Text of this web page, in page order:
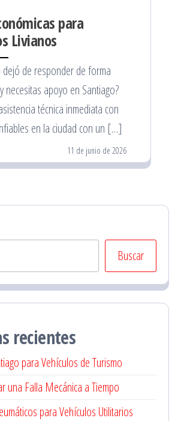
para
Livianos
dejó de responder de forma
necesitas apoyo en Santiago?
técnica inmediata con
en la ciudad con un […]
11 de junio de 2026
Buscar
recientes
para Vehículos de Turismo
una Falla Mecánica a Tiempo
para Vehículos Utilitarios